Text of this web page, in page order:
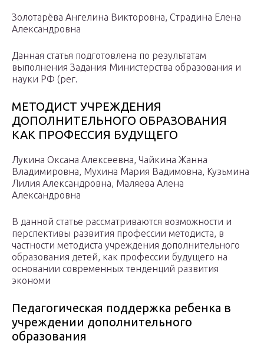
Золотарёва Ангелина Викторовна, Страдина Елена
Александровна
Данная статья подготовлена по результатам
выполнения Задания Министерства образования и
науки РФ (рег.
МЕТОДИСТ УЧРЕЖДЕНИЯ
ДОПОЛНИТЕЛЬНОГО ОБРАЗОВАНИЯ
КАК ПРОФЕССИЯ БУДУЩЕГО
Лукина Оксана Алексеевна, Чайкина Жанна
Владимировна, Мухина Мария Вадимовна, Кузьмина
Лилия Александровна, Маляева Алена
Александровна
В данной статье рассматриваются возможности и
перспективы развития профессии методиста, в
частности методиста учреждения дополнительного
образования детей, как профессии будущего на
основании современных тенденций развития
экономи
Педагогическая поддержка ребенка в
учреждении дополнительного
образования